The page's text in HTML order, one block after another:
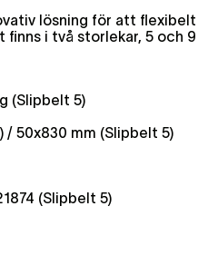
lösning för att flexibelt
i två storlekar, 5 och 9
(Slipbelt 5)
/ 50x830 mm (Slipbelt 5)
(Slipbelt 5)